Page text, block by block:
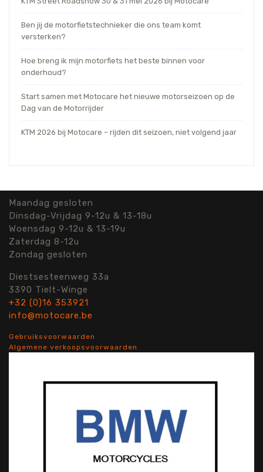
Ben jij de motorfietstechnieker die ons team komt
versterken?
Hoe breng ik mijn motorfiets het beste binnen voor
onderhoud?
Start samen met Motocare het nieuwe motorseizoen op de
Dag van de Motorrijder
KTM 2026 bij Motocare – rijden dit seizoen, niet volgend jaar
Maandag gesloten
Dinsdag-Vrijdag 9-12u & 13-18u
Woensdag 9-12u & 13-19u
Zaterdag 8-12u
Zondag gesloten
Diestsesteenweg 33a
3390 Tielt-Winge
+32 (0)16 353921
info@motocare.be
Gebruiksvoorwaarden
Algemene verkoopsvoorwaarden